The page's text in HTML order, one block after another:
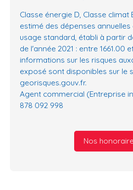
Classe énergie D, Classe
estimé des dépenses
usage standard, établi à partir
de l'année 2021 : entre 1661.00
informations sur les risques
exposé sont disponibles sur le
georisques.gouv.fr.
Agent commercial (Entreprise
878 092 998
Nos